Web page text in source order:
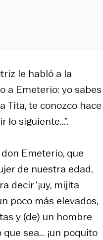
le habló a la
a Emeterio: yo sabes
Tita, te conozco hace
lo siguiente...”.
Emeterio, que
de nuestra edad,
decir ‘¡uy, mijita
poco más elevados,
y (de) un hombre
sea... ¡un poquito